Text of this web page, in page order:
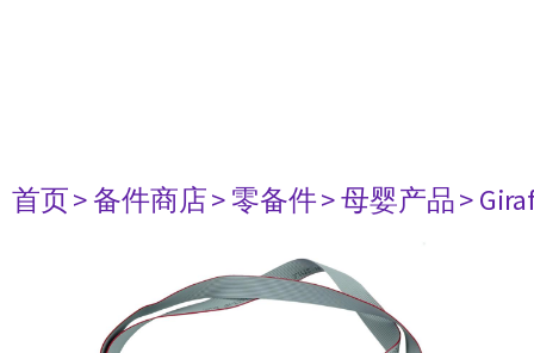
首页> 备件商店> 零备件> 母婴产品>